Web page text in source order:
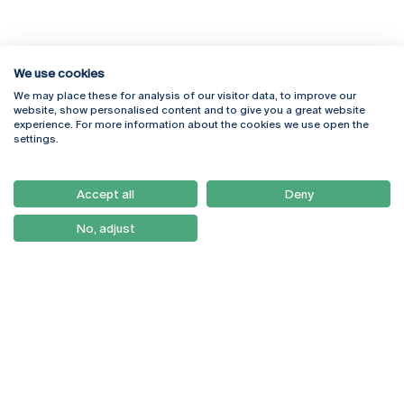
Rua Diogo Botelho 1327
4169-005 Porto
+351 226 196 240
Campus Online
Webmail
Como Chegar
Newsletter
We use cookies
We may place these for analysis of our visitor data, to improve our
website, show personalised content and to give you a great website
experience. For more information about the cookies we use open the
settings.
Accept all Deny
No, adjust